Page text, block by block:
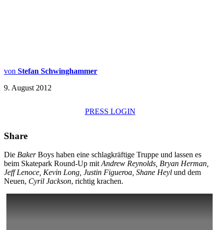
von Stefan Schwinghammer
9. August 2012
PRESS LOGIN
Share
Die BakerBoys haben eine schlagkräftige Truppe und lassen es
beim Skatepark Round-Up mitAndrew Reynolds, Bryan Herman,
Jeff Lenoce, Kevin Long, Justin Figueroa, Shane Heyl und dem
Neuen, Cyril Jackson, richtig krachen.